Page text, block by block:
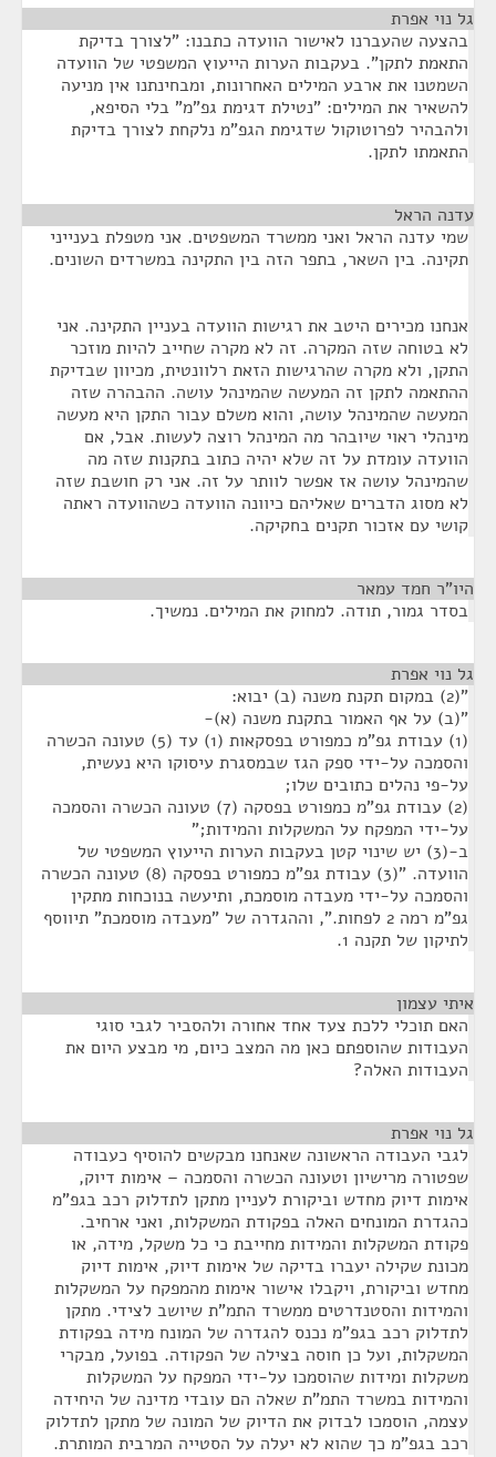
גל נוי אפרת
בהצעה שהעברנו לאישור הוועדה כתבנו: "לצורך בדיקת
התאמת לתקן". בעקבות הערות הייעוץ המשפטי של הוועדה
השמטנו את ארבע המילים האחרונות, ומבחינתנו אין מניעה
להשאיר את המילים: "נטילת דגימת גפ"מ" בלי הסיפא,
ולהבהיר לפרוטוקול שדגימת הגפ"מ נלקחת לצורך בדיקת
התאמתו לתקן.
עדנה הראל
שמי עדנה הראל ואני ממשרד המשפטים. אני מטפלת בענייני
תקינה. בין השאר, בתפר הזה בין התקינה במשרדים השונים.
אנחנו מכירים היטב את רגישות הוועדה בעניין התקינה. אני
לא בטוחה שזה המקרה. זה לא מקרה שחייב להיות מוזכר
התקן, ולא מקרה שהרגישות הזאת רלוונטית, מכיוון שבדיקת
ההתאמה לתקן זה המעשה שהמינהל עושה. ההבהרה שזה
המעשה שהמינהל עושה, והוא משלם עבור התקן היא מעשה
מינהלי ראוי שיובהר מה המינהל רוצה לעשות. אבל, אם
הוועדה עומדת על זה שלא יהיה כתוב בתקנות שזה מה
שהמינהל עושה אז אפשר לוותר על זה. אני רק חושבת שזה
לא מסוג הדברים שאליהם כיוונה הוועדה כשהוועדה ראתה
קושי עם אזכור תקנים בחקיקה.
היו"ר חמד עמאר
בסדר גמור, תודה. למחוק את המילים. נמשיך.
גל נוי אפרת
"(2) במקום תקנת משנה (ב) יבוא:
"(ב) על אף האמור בתקנת משנה (א)-
(1) עבודת גפ"מ כמפורט בפסקאות (1) עד (5) טעונה הכשרה
והסמכה על-ידי ספק הגז שבמסגרת עיסוקו היא נעשית,
על-פי נהלים כתובים שלו;
(2) עבודת גפ"מ כמפורט בפסקה (7) טעונה הכשרה והסמכה
על-ידי המפקח על המשקלות והמידות;"
ב-(3) יש שינוי קטן בעקבות הערות הייעוץ המשפטי של
הוועדה. "(3) עבודת גפ"מ כמפורט בפסקה (8) טעונה הכשרה
והסמכה על-ידי מעבדה מוסמכת, ותיעשה בנוכחות מתקין
גפ"מ רמה 2 לפחות.", וההגדרה של "מעבדה מוסמכת" תיווסף
לתיקון של תקנה 1.
איתי עצמון
האם תוכלי ללכת צעד אחד אחורה ולהסביר לגבי סוגי
העבודות שהוספתם כאן מה המצב כיום, מי מבצע היום את
העבודות האלה?
גל נוי אפרת
לגבי העבודה הראשונה שאנחנו מבקשים להוסיף כעבודה
שפטורה מרישיון וטעונה הכשרה והסמכה – אימות דיוק,
אימות דיוק מחדש וביקורת לעניין מתקן לתדלוק רכב בגפ"מ
כהגדרת המונחים האלה בפקודת המשקלות, ואני ארחיב.
פקודת המשקלות והמידות מחייבת כי כל משקל, מידה, או
מכונת שקילה יעברו בדיקה של אימות דיוק, אימות דיוק
מחדש וביקורת, ויקבלו אישור אימות מהמפקח על המשקלות
והמידות והסטנדרטים ממשרד התמ"ת שיושב לצידי. מתקן
לתדלוק רכב בגפ"מ נכנס להגדרה של המונח מידה בפקודת
המשקלות, ועל כן חוסה בצילה של הפקודה. בפועל, מבקרי
משקלות ומידות שהוסמכו על-ידי המפקח על המשקלות
והמידות במשרד התמ"ת שאלה הם עובדי מדינה של היחידה
עצמה, הוסמכו לבדוק את הדיוק של המונה של מתקן לתדלוק
רכב בגפ"מ כך שהוא לא יעלה על הסטייה המרבית המותרת.